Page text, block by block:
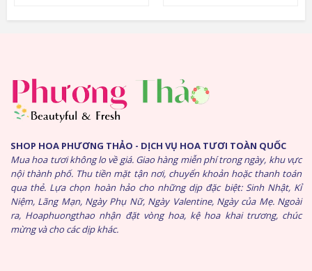
SHOP HOA PHƯƠNG THẢO - DỊCH VỤ HOA TƯƠI TOÀN QUỐC
Mua hoa tươi không lo về giá. Giao hàng miễn phí trong ngày, khu vực
nội thành phố. Thu tiền mặt tận nơi, chuyển khoản hoặc thanh toán
qua thẻ. Lựa chọn hoàn hảo cho những dịp đặc biệt: Sinh Nhật, Kỉ
Niệm, Lãng Mạn, Ngày Phụ Nữ, Ngày Valentine, Ngày của Mẹ. Ngoài
ra, Hoaphuongthao nhận đặt vòng hoa, kệ hoa khai trương, chúc
mừng và cho các dịp khác.